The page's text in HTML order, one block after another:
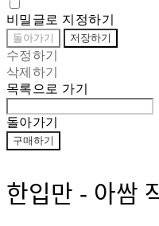
비밀글로 지정하기
돌아가기 저장하기
수정하기
삭제하기
목록으로 가기
돌아가기
구매하기
한입만 - 아쌈